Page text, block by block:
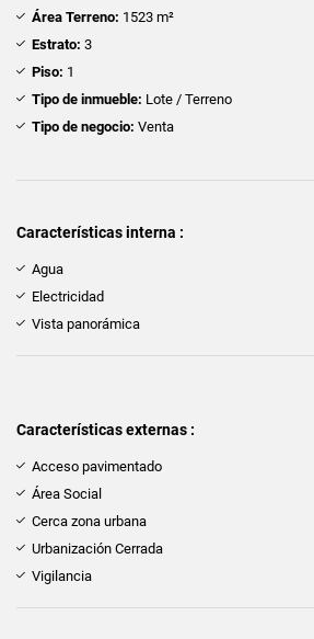
Área Terreno: 1523 m²
Estrato: 3
Piso: 1
Tipo de inmueble: Lote / Terreno
Tipo de negocio: Venta
Características interna :
Agua
Electricidad
Vista panorámica
Características externas :
Acceso pavimentado
Área Social
Cerca zona urbana
Urbanización Cerrada
Vigilancia